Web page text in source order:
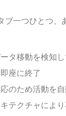
ブ一つひとつ
タ移動を検知
座に終了
のため活動を
テクチャによ